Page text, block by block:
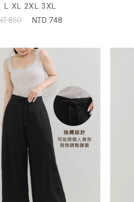
L XL 2XL 3XL
NTD.748